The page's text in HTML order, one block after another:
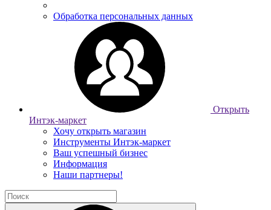
Обработка персональных данных
Открыть
Интэк-маркет
Хочу открыть магазин
Инструменты Интэк-маркет
Ваш успешный бизнес
Информация
Наши партнеры!